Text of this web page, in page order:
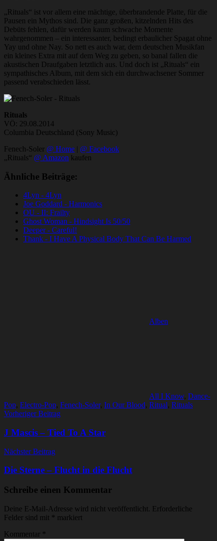
„Rituals“ ist vor allem eine mächtige, überbrandende Platte, für die
Pausen ein Mythos sind. Die ganz großen, kitzelnden Hits des
Debüts fehlen, dafür werden kaum schwache Momente
wahrgenommen – ein interessanter, bedingt erbaulicher Spagat ohne
Yay und ohne Nay. So nett es auch war, dem deutschen Musikfan
ein kleines Extra mit auf dem Weg zu geben, so banal fallen die
akustischen Draufgaben letztlich aus. Und doch ist „Rituals“ ein
sympathisches Album, mit dem sich ein durchwachsener Sommer
passend verabschieden lässt.
Rituals
VÖ: 29.08.2014
Columbia Deutschland (Sony Music)
Fenech-Soler @ Home | @ Facebook
„Rituals“ @ Amazon kaufen
Ähnliche Beiträge:
4Lyn - 4Lyn
Joe Goddard - Harmonics
OU - II: Frailty
Ghost Woman - Hindsight Is 50/50
Deeper - Careful!
Thank - I Have A Physical Body That Can Be Harmed
Alben
All I Know, Dance-
Pop, Electro-Pop, Fenech-Soler, In Our Blood, Ritual, Rituals
Beitragsnavigation
Vorheriger Beitrag
J Mascis – Tied To A Star
Nächster Beitrag
Die Sterne – Flucht in die Flucht
Schreibe einen Kommentar
Deine E-Mail-Adresse wird nicht veröffentlicht. Erforderliche
Felder sind mit * markiert
Kommentar *